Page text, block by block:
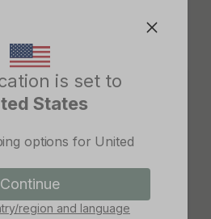
is set to
States
options for United
Continue
region and language
region
Continue
Cancel
(TOP T$)
Y TOBAGO (TTD
(USD $)
(TRY ₺)
(AUD $)
$)
(UGX USH)
(UYU $U)
(UZS SO'M)
(VUV VT)
(USD $)